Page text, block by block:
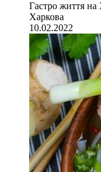
Гастро життя на
Харкова
10.02.2022